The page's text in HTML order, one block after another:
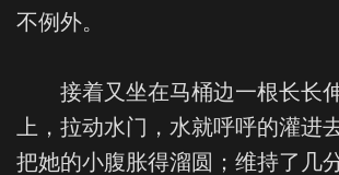
不例外。
接着又坐在马桶边一根长长
上，拉动水门，水就呼呼的灌进
把她的小腹胀得溜圆；维持了几